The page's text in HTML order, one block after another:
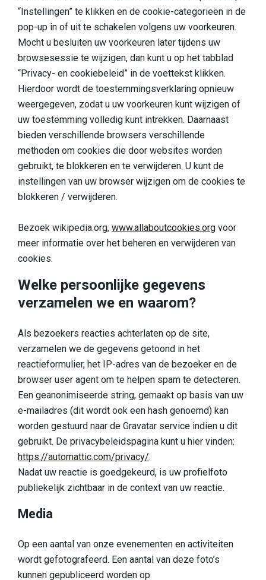
“Instellingen” te klikken en de cookie-categorieën in de
pop-up in of uit te schakelen volgens uw voorkeuren.
Mocht u besluiten uw voorkeuren later tijdens uw
browsesessie te wijzigen, dan kunt u op het tabblad
“Privacy- en cookiebeleid” in de voettekst klikken.
Hierdoor wordt de toestemmingsverklaring opnieuw
weergegeven, zodat u uw voorkeuren kunt wijzigen of
uw toestemming volledig kunt intrekken. Daarnaast
bieden verschillende browsers verschillende
methoden om cookies die door websites worden
gebruikt, te blokkeren en te verwijderen. U kunt de
instellingen van uw browser wijzigen om de cookies te
blokkeren / verwijderen.
Bezoek wikipedia.org, www.allaboutcookies.org voor
meer informatie over het beheren en verwijderen van
cookies.
Welke persoonlijke gegevens
verzamelen we en waarom?
Als bezoekers reacties achterlaten op de site,
verzamelen we de gegevens getoond in het
reactieformulier, het IP-adres van de bezoeker en de
browser user agent om te helpen spam te detecteren.
Een geanonimiseerde string, gemaakt op basis van uw
e-mailadres (dit wordt ook een hash genoemd) kan
worden gestuurd naar de Gravatar service indien u dit
gebruikt. De privacybeleidspagina kunt u hier vinden:
https://automattic.com/privacy/.
Nadat uw reactie is goedgekeurd, is uw profielfoto
publiekelijk zichtbaar in de context van uw reactie.
Media
Op een aantal van onze evenementen en activiteiten
wordt gefotografeerd. Een aantal van deze foto’s
kunnen gepubliceerd worden op